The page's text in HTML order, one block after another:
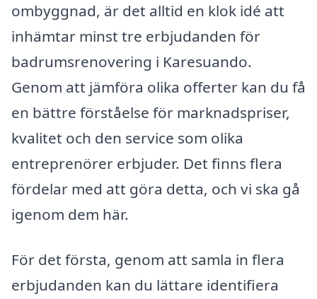
ombyggnad, är det alltid en klok idé att
inhämtar minst tre erbjudanden för
badrumsrenovering i Karesuando.
Genom att jämföra olika offerter kan du få
en bättre förståelse för marknadspriser,
kvalitet och den service som olika
entreprenörer erbjuder. Det finns flera
fördelar med att göra detta, och vi ska gå
igenom dem här.
För det första, genom att samla in flera
erbjudanden kan du lättare identifiera